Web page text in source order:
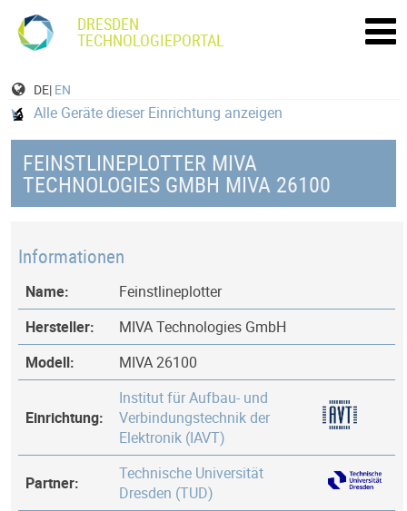
DRESDEN
TECHNOLOGIEPORTAL
DE| EN
Alle Geräte dieser Einrichtung anzeigen
FEINSTLINEPLOTTER MIVA
TECHNOLOGIES GMBH MIVA 26100
Informationen
Name:
Feinstlineplotter
Hersteller:
MIVA Technologies GmbH
Modell:
MIVA 26100
Einrichtung:
Institut für Aufbau- und
Verbindungstechnik der
Elektronik (IAVT)
Partner:
Technische Universität
Dresden (TUD)